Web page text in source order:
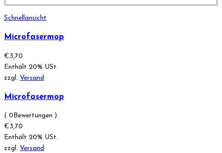
Schnellansicht
Microfasermop
€3,70
Enthält 20% USt.
zzgl. Versand
Microfasermop
( 0Bewertungen )
€3,70
Enthält 20% USt.
zzgl. Versand